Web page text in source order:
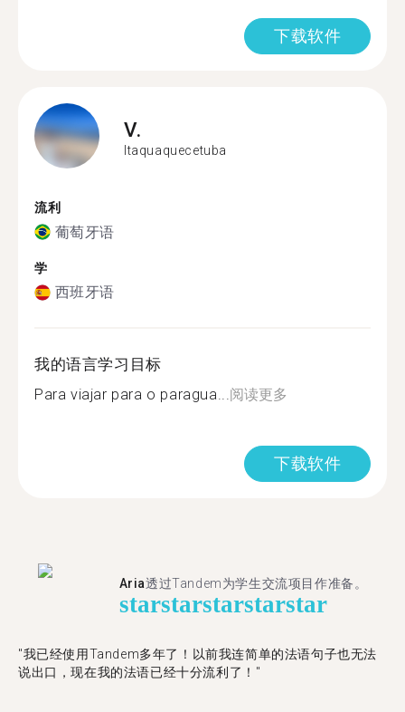
下载软件
V.
Itaquaquecetuba
流利
葡萄牙语
学
西班牙语
我的语言学习目标
Para viajar para o paragua...阅读更多
下载软件
Aria透过Tandem为学生交流项目作准备。
starstarstarstarstar
"​​我已经使用Tandem多年了！以前我连简单的法语句子也无法
说出口，现在我的法语已经十分流利了！"